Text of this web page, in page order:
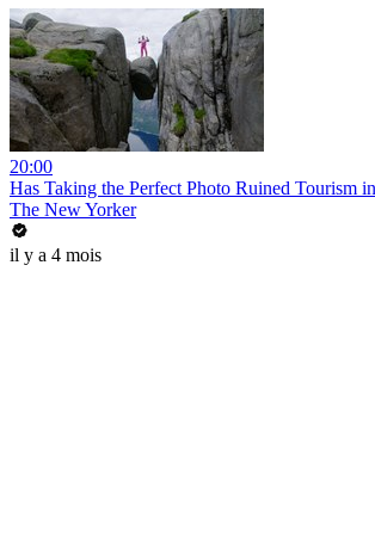
20:00
Has Taking the Perfect Photo Ruined Tourism
The New Yorker
il y a 4 mois